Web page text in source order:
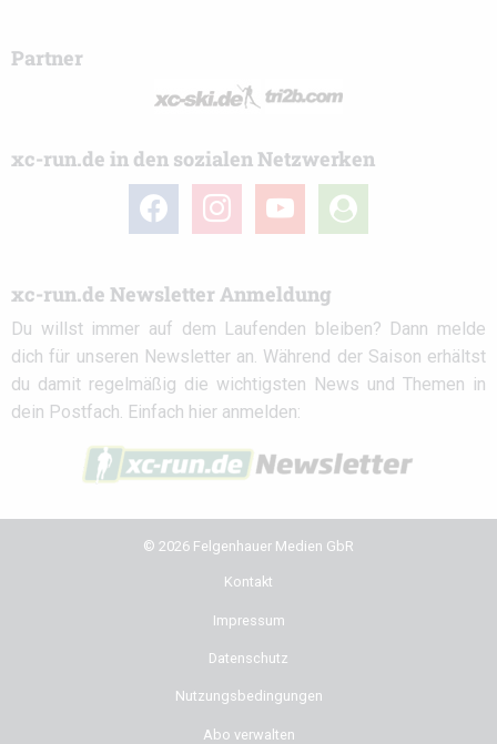
Partner
xc-run.de in den sozialen Netzwerken
facebook instagramyoutube
user-
circle
xc-run.de Newsletter Anmeldung
Du willst immer auf dem Laufenden bleiben? Dann melde
dich für unseren Newsletter an. Während der Saison erhältst
du damit regelmäßig die wichtigsten News und Themen in
dein Postfach. Einfach hier anmelden:
© 2026 Felgenhauer Medien GbR
Kontakt
Impressum
Datenschutz
Nutzungsbedingungen
Abo verwalten